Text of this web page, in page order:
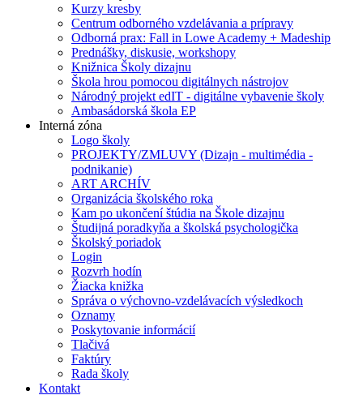
Kurzy kresby
Centrum odborného vzdelávania a prípravy
Odborná prax: Fall in Lowe Academy + Madeship
Prednášky, diskusie, workshopy
Knižnica Školy dizajnu
Škola hrou pomocou digitálnych nástrojov
Národný projekt edIT - digitálne vybavenie školy
Ambasádorská škola EP
Interná zóna
Logo školy
PROJEKTY/ZMLUVY (Dizajn - multimédia -
podnikanie)
ART ARCHÍV
Organizácia školského roka
Kam po ukončení štúdia na Škole dizajnu
Študijná poradkyňa a školská psychologička
Školský poriadok
Login
Rozvrh hodín
Žiacka knižka
Správa o výchovno-vzdelávacích výsledkoch
Oznamy
Poskytovanie informácií
Tlačivá
Faktúry
Rada školy
Kontakt